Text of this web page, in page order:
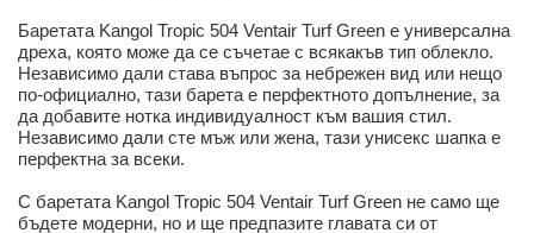
Баретата Kangol Tropic 504 Ventair Turf Green е универсална
дреха, която може да се съчетае с всякакъв тип облекло.
Независимо дали става въпрос за небрежен вид или нещо
по-официално, тази барета е перфектното допълнение, за
да добавите нотка индивидуалност към вашия стил.
Независимо дали сте мъж или жена, тази унисекс шапка е
перфектна за всеки.
С баретата Kangol Tropic 504 Ventair Turf Green не само ще
бъдете модерни, но и ще предпазите главата си от